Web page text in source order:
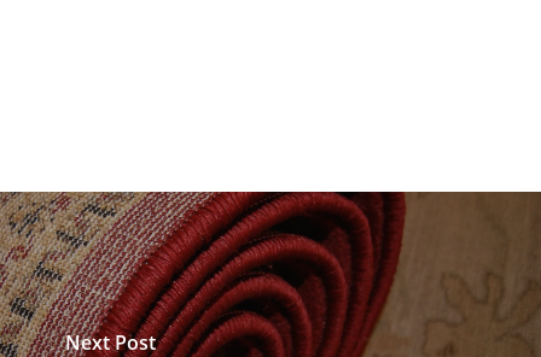
Next Post